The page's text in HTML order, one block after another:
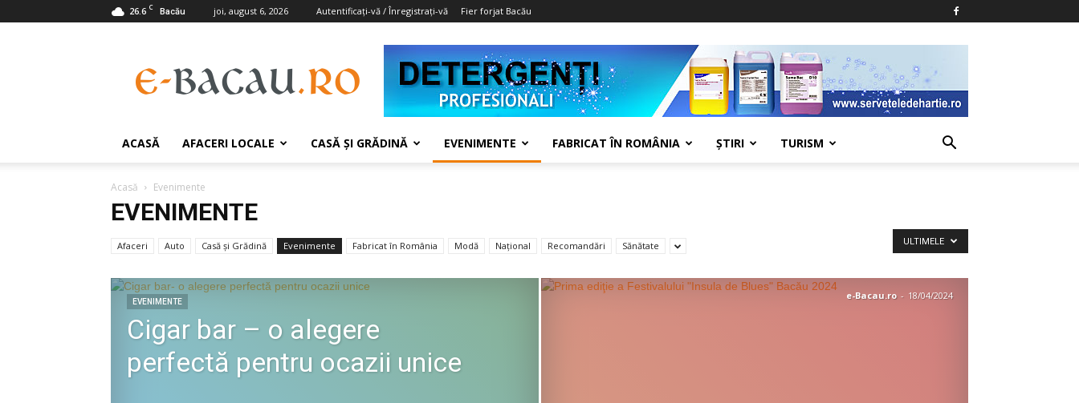
26.6 C Bacău joi, august 6, 2026 Autentificați-vă / Înregistrați-vă Fier forjat Bacău
Bacau.ro
ACASĂ AFACERI LOCALE CASĂ ŞI GRĂDINĂ EVENIMENTE FABRICAT ÎN ROMÂNIA ŞTIRI TURISM
Acasă Evenimente
EVENIMENTE
Afaceri Auto Casă şi Grădină Evenimente Fabricat în România Modă Național Recomandări Sănătate ULTIMELE
EVENIMENTE
Cigar bar – o alegere
perfectă pentru ocazii unice
e-Bacau.ro - 18/04/2024